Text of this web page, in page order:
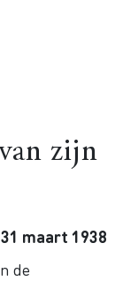
zijn
maart 1938
de